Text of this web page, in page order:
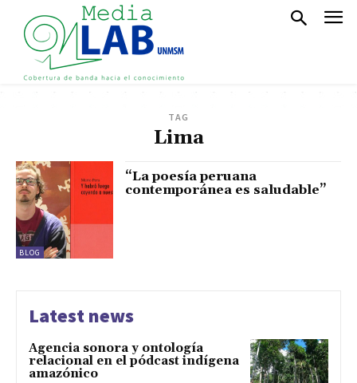
TAG
Lima
BLOG
“La poesía peruana
contemporánea es saludable”
Latest news
Agencia sonora y ontología
relacional en el pódcast indígena
amazónico